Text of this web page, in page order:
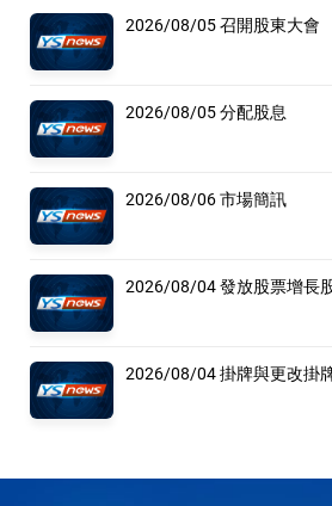
2026/08/05 召開股東大會
2026/08/05 分配股息
2026/08/06 市場簡訊
2026/08/04 發放股票增長
2026/08/04 掛牌與更改掛